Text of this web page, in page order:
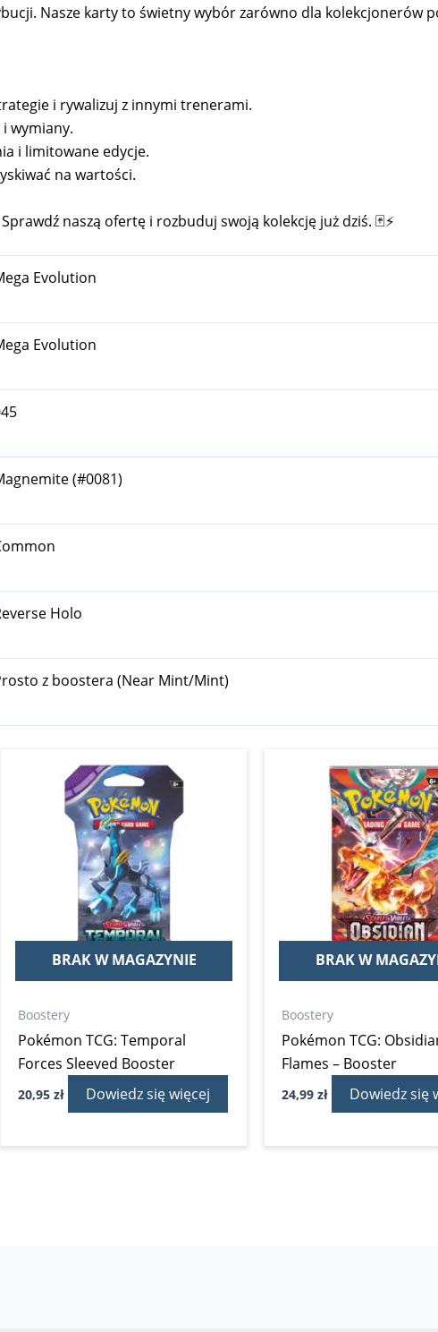
Nasze karty to świetny wybór zarówno dla kolekcjonerów
i rywalizuj z innymi trenerami.
wymiany.
i limitowane edycje.
na wartości.
naszą ofertę i rozbuduj swoją kolekcję już dziś. 🃏⚡
Evolution
Evolution
(#0081)
Holo
z boostera (Near Mint/Mint)
BRAK W MAGAZYNIE
Boostery
Pokémon TCG: Temporal
Forces Sleeved Booster
20,95zł Dowiedz się więcej
BRAK W
Boostery
Pokémon TCG:
Flames – Booster
24,99zł Dowiedz się